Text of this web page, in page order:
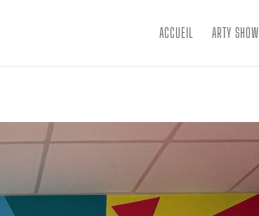
ACCUEIL ARTY SHOW